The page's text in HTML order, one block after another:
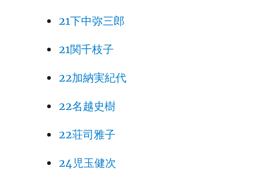
21下中弥三郎
21関千枝子
22加納実紀代
22名越史樹
22荘司雅子
24児玉健次